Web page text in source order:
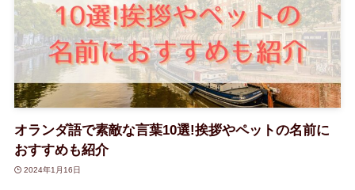
オランダ語で素敵な言葉10選!挨拶やペットの名前に
おすすめも紹介
2024年1月16日